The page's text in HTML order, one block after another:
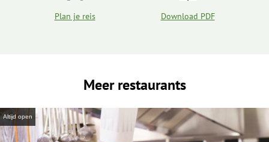
Plan je reis Download PDF
Meer restaurants
Altijd open